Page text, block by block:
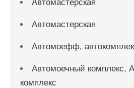
Автомастерская
Автомастерская
Автомоефф,
Автомоечный комплекс,
комплекс